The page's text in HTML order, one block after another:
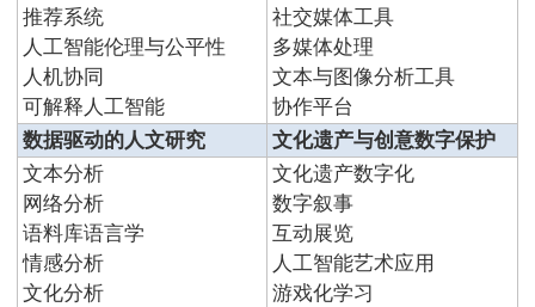
推荐系统
人工智能伦理与公平性
人机协同
可解释人工智能
社交媒体工具
多媒体处理
文本与图像分析工具
协作平台
数据驱动的人文研究
文化遗产与创意数字保护
文本分析
网络分析
语料库语言学
情感分析
文化分析
文化遗产数字化
数字叙事
互动展览
人工智能艺术应用
游戏化学习